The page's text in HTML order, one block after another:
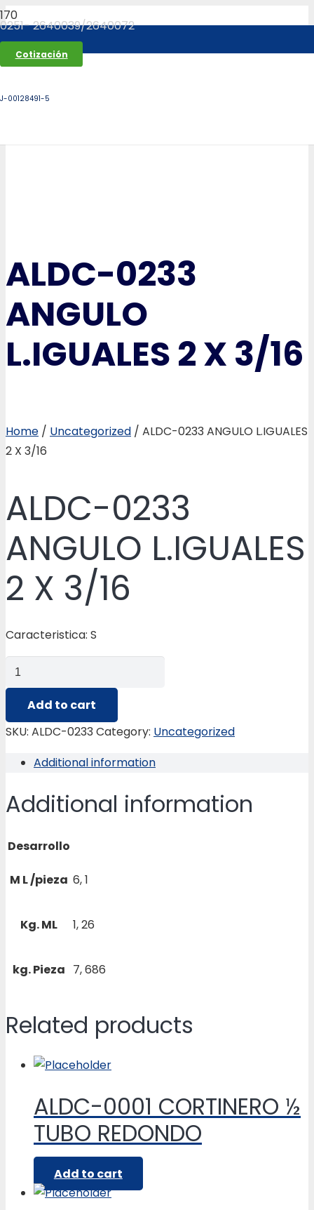
0251- 2640039/2640072
Cotización
J-00128491-5
ALDC-0233
ANGULO
L.IGUALES 2 X 3/16
Home / Uncategorized / ALDC-0233 ANGULO L.IGUALES
2 X 3/16
ALDC-0233
ANGULO L.IGUALES
2 X 3/16
Caracteristica: S
ALDC-
0233
ANGULO
L.IGUALES
quantity
Add to cart
SKU: ALDC-0233Category: Uncategorized
Additional information
Additional information
Desarrollo
M L /pieza 6, 1
Kg. ML 1, 26
kg. Pieza 7, 686
Related products
ALDC-0001 CORTINERO ½
TUBO REDONDO
Add to cart